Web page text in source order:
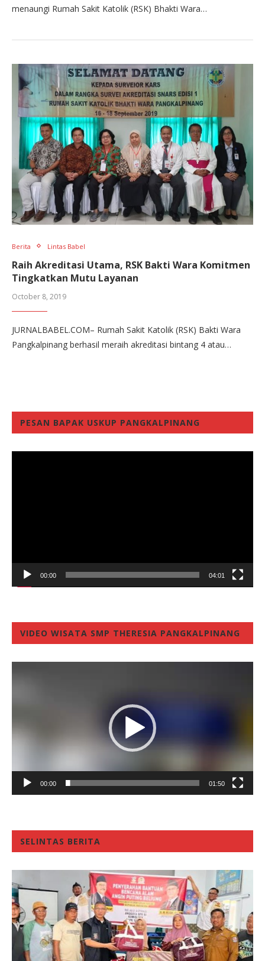
menaungi Rumah Sakit Katolik (RSK) Bhakti Wara…
Berita Lintas Babel
Raih Akreditasi Utama, RSK Bakti Wara Komitmen
Tingkatkan Mutu Layanan
October 8, 2019
JURNALBABEL.COM– Rumah Sakit Katolik (RSK) Bakti Wara
Pangkalpinang berhasil meraih akreditasi bintang 4 atau…
PESAN BAPAK USKUP PANGKALPINANG
00:00 04:01
VIDEO WISATA SMP THERESIA PANGKALPINANG
00:00 01:50
SELINTAS BERITA